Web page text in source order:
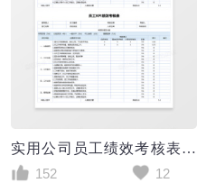
实用公司员工绩效考核表Excel模板
152
12